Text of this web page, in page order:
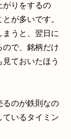
がりをするの
が多いです。
うと、翌日に
ので、銘柄だけ
ておいたほう
るのが鉄則なの
ているタイミン